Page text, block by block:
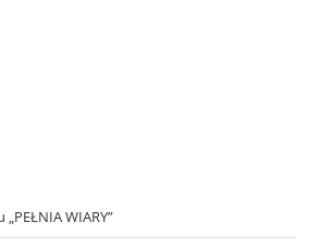
WIARY”